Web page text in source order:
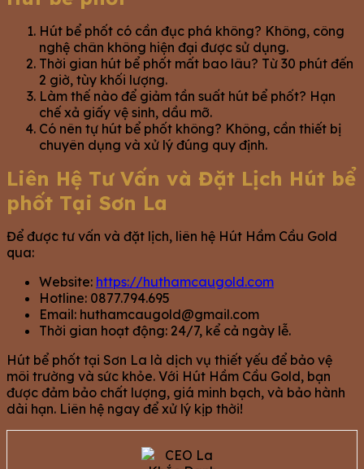
Hút bể phốt có cần đục phá không? Không, công
nghệ chân không hiện đại được sử dụng.
Thời gian hút bể phốt mất bao lâu? Từ 30 phút đến
2 giờ, tùy khối lượng.
Làm thế nào để giảm tần suất hút bể phốt? Hạn
chế xả giấy vệ sinh, dầu mỡ.
Có nên tự hút bể phốt không? Không, cần thiết bị
chuyên dụng và xử lý đúng quy định.
Liên Hệ Tư Vấn và Đặt Lịch Hút bể
phốt Tại Sơn La
Để được tư vấn và đặt lịch, liên hệ Hút Hầm Cầu Gold
qua:
Website: https://huthamcaugold.com
Hotline: 0877.794.695
Email: huthamcaugold@gmail.com
Thời gian hoạt động: 24/7, kể cả ngày lễ.
Hút bể phốt tại Sơn La là dịch vụ thiết yếu để bảo vệ
môi trường và sức khỏe. Với Hút Hầm Cầu Gold, bạn
được đảm bảo chất lượng, giá minh bạch, và bảo hành
dài hạn. Liên hệ ngay để xử lý kịp thời!